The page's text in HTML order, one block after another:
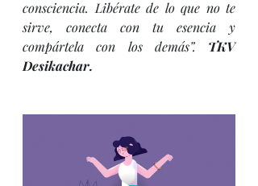
consciencia. Libérate de lo que no te
sirve, conecta con tu esencia y
compártela con los demás”. TKV
Desikachar.